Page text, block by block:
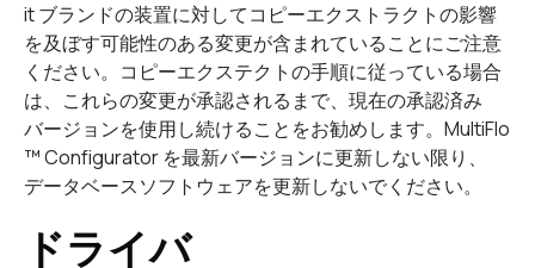
it ブランドの装置に対してコピーエクストラクトの影響
を及ぼす可能性のある変更が含まれていることにご注意
ください。コピーエクステクトの手順に従っている場合
は、これらの変更が承認されるまで、現在の承認済み
バージョンを使用し続けることをお勧めします。MultiFlo
™ Configurator を最新バージョンに更新しない限り、
データベースソフトウェアを更新しないでください。
ドライバ